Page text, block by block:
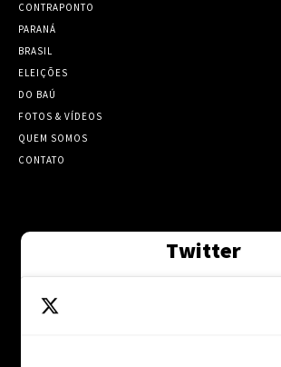
CONTRAPONTO
PARANÁ
BRASIL
ELEIÇÕES
DO BAÚ
FOTOS & VÍDEOS
QUEM SOMOS
CONTATO
Twitter